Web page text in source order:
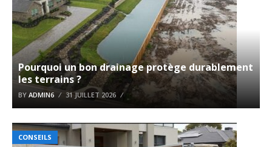
Pourquoi un bon drainage protège durablement
les terrains ?
BY ADMIN6 31 JUILLET 2026
CONSEILS